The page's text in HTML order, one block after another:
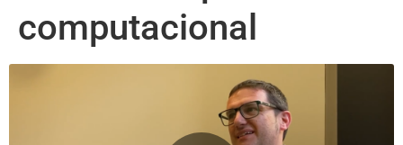
computacional